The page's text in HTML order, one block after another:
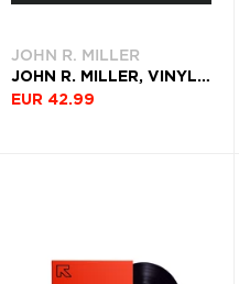
JOHN R. MILLER
JOHN R. MILLER, VINYL GREAT UNKNOWING
EUR 42.99